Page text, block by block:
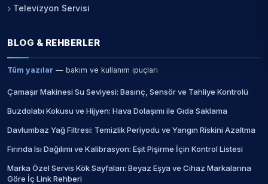
Televizyon Servisi
BLOG & REHBERLER
Tüm yazılar — bakım ve kullanım ipuçları
Çamaşır Makinesi Su Seviyesi: Basınç, Sensör ve Tahliye Kontrolü
Buzdolabı Kokusu ve Hijyen: Hava Dolaşımı ile Gıda Saklama
Davlumbaz Yağ Filtresi: Temizlik Periyodu ve Yangın Riskini Azaltma
Fırında Isı Dağılımı ve Kalibrasyon: Eşit Pişirme İçin Kontrol Listesi
Marka Özel Servis Kök Sayfaları: Beyaz Eşya ve Cihaz Markalarına
Göre İç Link Rehberi